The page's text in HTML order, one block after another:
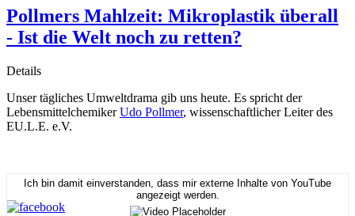
Pollmers Mahlzeit: Mikroplastik überall
- Ist die Welt noch zu retten?
Details
Unser tägliches Umweltdrama gib uns heute. Es spricht der
LebensmittelchemikerUdo Pollmer, wissenschaftlicher Leiter des
EU.L.E. e.V.
Ich bin damit einverstanden, dass mir externe Inhalte von YouTube
angezeigt werden.